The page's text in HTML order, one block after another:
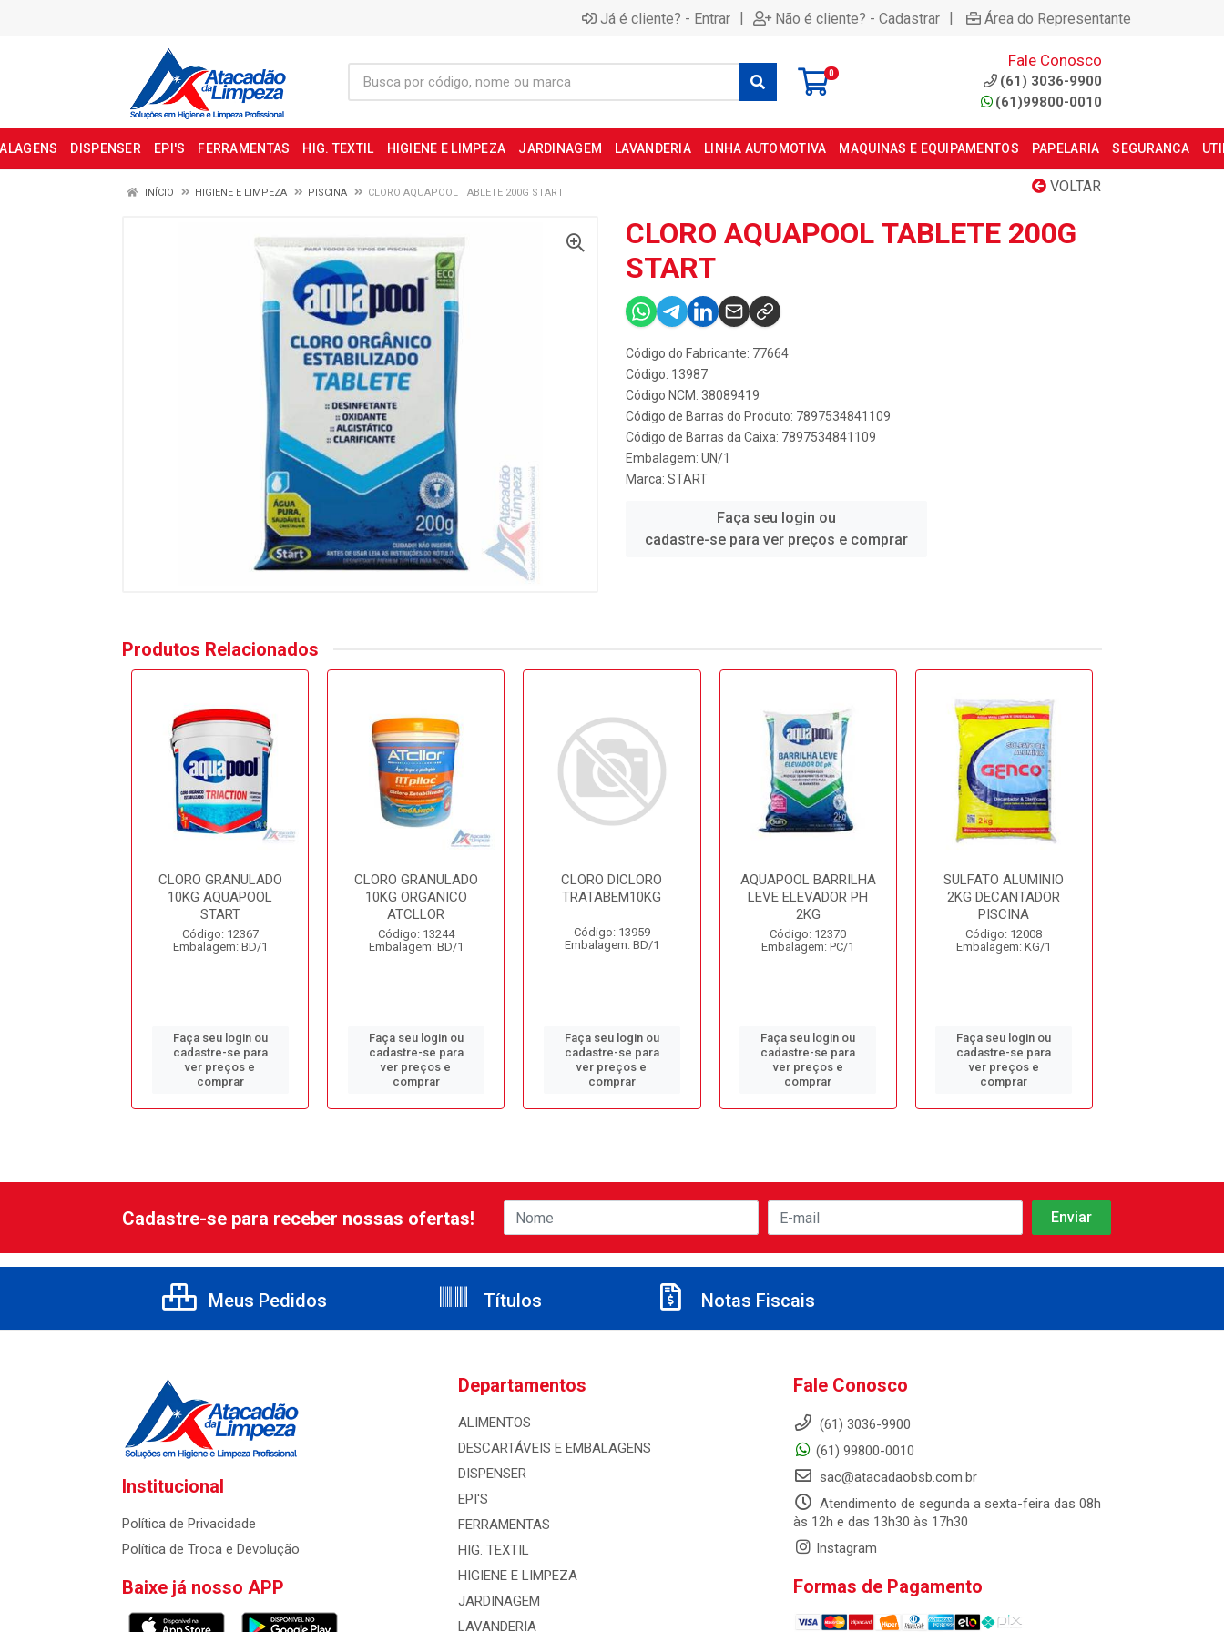
Já é cliente? - Entrar | Não é cliente? - Cadastrar | Área do Representante
0
Fale Conosco
(61) 3036-9900
(61)99800-0010
DISPENSER EPI'S FERRAMENTAS HIG. TEXTIL HIGIENE E LIMPEZA JARDINAGEM LAVANDERIA LINHA AUTOMOTIVA MAQUINAS E EQUIPAMENTOS PAPELARIA SEGURANCA
VOLTAR
INÍCIO HIGIENE E LIMPEZA PISCINA CLORO AQUAPOOL TABLETE 200G START
CLORO AQUAPOOL TABLETE 200G
START
Código do Fabricante: 77664
Código: 13987
Código NCM: 38089419
Código de Barras do Produto: 7897534841109
Código de Barras da Caixa: 7897534841109
Embalagem: UN/1
Marca: START
Faça seu login ou
cadastre-se para ver preços e comprar
Produtos Relacionados
CLORO GRANULADO
10KG AQUAPOOL
START
Código: 12367
Embalagem: BD/1
Faça seu login ou
cadastre-se para
ver preços e
comprar
CLORO GRANULADO
10KG ORGANICO
ATCLLOR
Código: 13244
Embalagem: BD/1
Faça seu login ou
cadastre-se para
ver preços e
comprar
CLORO DICLORO
TRATABEM10KG
Código: 13959
Embalagem: BD/1
Faça seu login ou
cadastre-se para
ver preços e
comprar
AQUAPOOL BARRILHA
LEVE ELEVADOR PH
2KG
Código: 12370
Embalagem: PC/1
Faça seu login ou
cadastre-se para
ver preços e
comprar
SULFATO ALUMINIO
2KG DECANTADOR
PISCINA
Código: 12008
Embalagem: KG/1
Faça seu login ou
cadastre-se para
ver preços e
comprar
Cadastre-se para receber nossas ofertas!
Meus Pedidos Títulos Notas Fiscais
Institucional
Política de Privacidade
Política de Troca e Devolução
Baixe já nosso APP
Departamentos
ALIMENTOS
DESCARTÁVEIS E EMBALAGENS
DISPENSER
EPI'S
FERRAMENTAS
HIG. TEXTIL
HIGIENE E LIMPEZA
JARDINAGEM
LAVANDERIA
Fale Conosco
(61) 3036-9900
(61) 99800-0010
sac@atacadaobsb.com.br
Atendimento de segunda a sexta-feira das 08h
às 12h e das 13h30 às 17h30
Instagram
Formas de Pagamento